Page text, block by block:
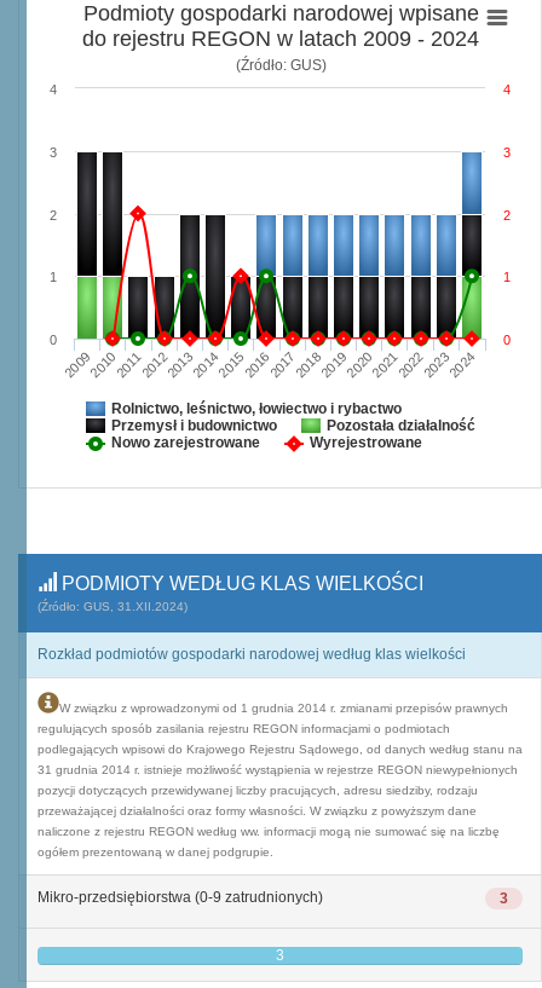
Podmioty gospodarki narodowej wpisane
do rejestru REGON w latach 2009 - 2024
(Źródło: GUS)
2009201020112012201320142015201620172018201920202021202220232024
0
1
2
3
4
0
1
2
3
4
Rolnictwo, leśnictwo, łowiectwo i rybactwo
Przemysł i budownictwo
Pozostała działalność
Nowo zarejestrowane
Wyrejestrowane
PODMIOTY WEDŁUG KLAS WIELKOŚCI
(Źródło: GUS, 31.XII.2024)
Rozkład podmiotów gospodarki narodowej według klas wielkości
W związku z wprowadzonymi od 1 grudnia 2014 r. zmianami przepisów prawnych
regulujących sposób zasilania rejestru REGON informacjami o podmiotach
podlegających wpisowi do Krajowego Rejestru Sądowego, od danych według stanu na
31 grudnia 2014 r. istnieje możliwość wystąpienia w rejestrze REGON niewypełnionych
pozycji dotyczących przewidywanej liczby pracujących, adresu siedziby, rodzaju
przeważającej działalności oraz formy własności. W związku z powyższym dane
naliczone z rejestru REGON według ww. informacji mogą nie sumować się na liczbę
ogółem prezentowaną w danej podgrupie.
3
Mikro-przedsiębiorstwa (0-9 zatrudnionych)
3